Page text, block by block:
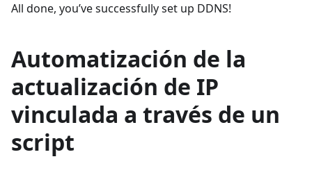
All done, you’ve successfully set up DDNS!
Automatización de la
actualización de IP
vinculada a través de un
script